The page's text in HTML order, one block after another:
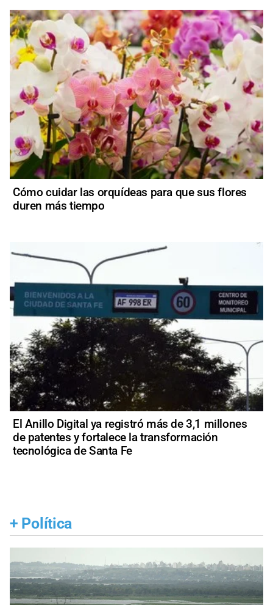
Cómo cuidar las orquídeas para que sus flores
duren más tiempo
El Anillo Digital ya registró más de 3,1 millones
de patentes y fortalece la transformación
tecnológica de Santa Fe
+ Política